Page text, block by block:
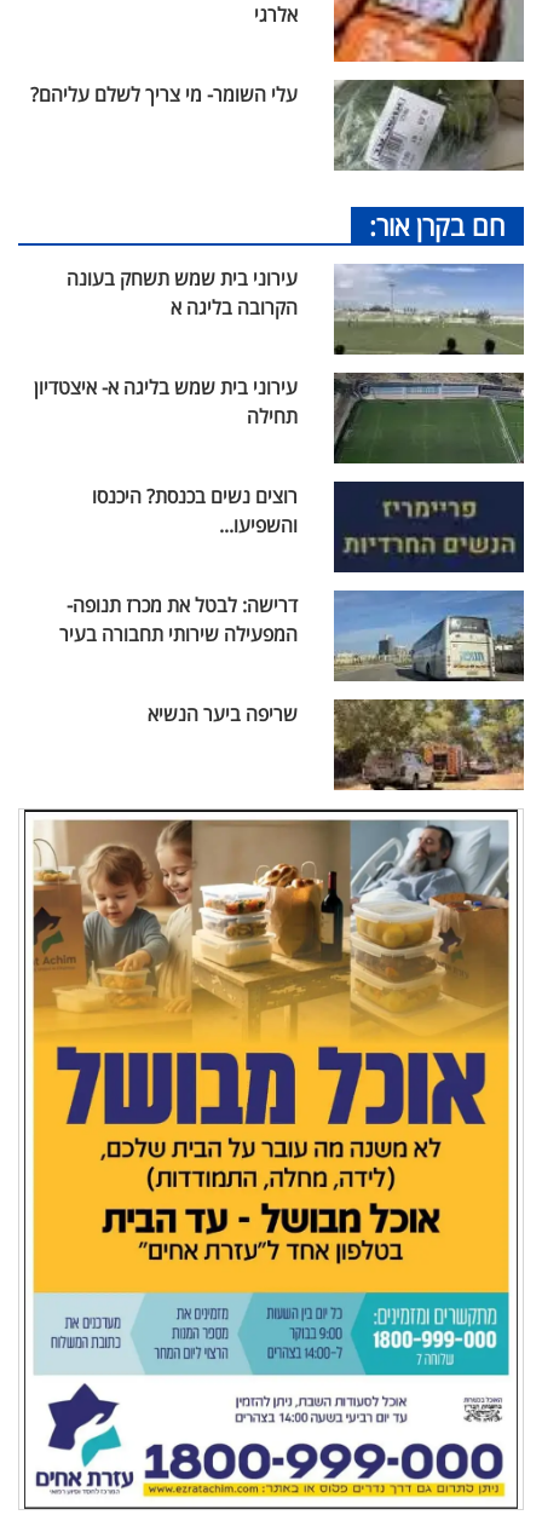
אלרגי
עלי השומר- מי צריך לשלם עליהם?
חם בקרן אור:
עירוני בית שמש תשחק בעונה
הקרובה בליגה א
עירוני בית שמש בליגה א- איצטדיון
תחילה
רוצים נשים בכנסת? היכנסו
והשפיעו...
דרישה: לבטל את מכרז תנופה-
המפעילה שירותי תחבורה בעיר
שריפה ביער הנשיא